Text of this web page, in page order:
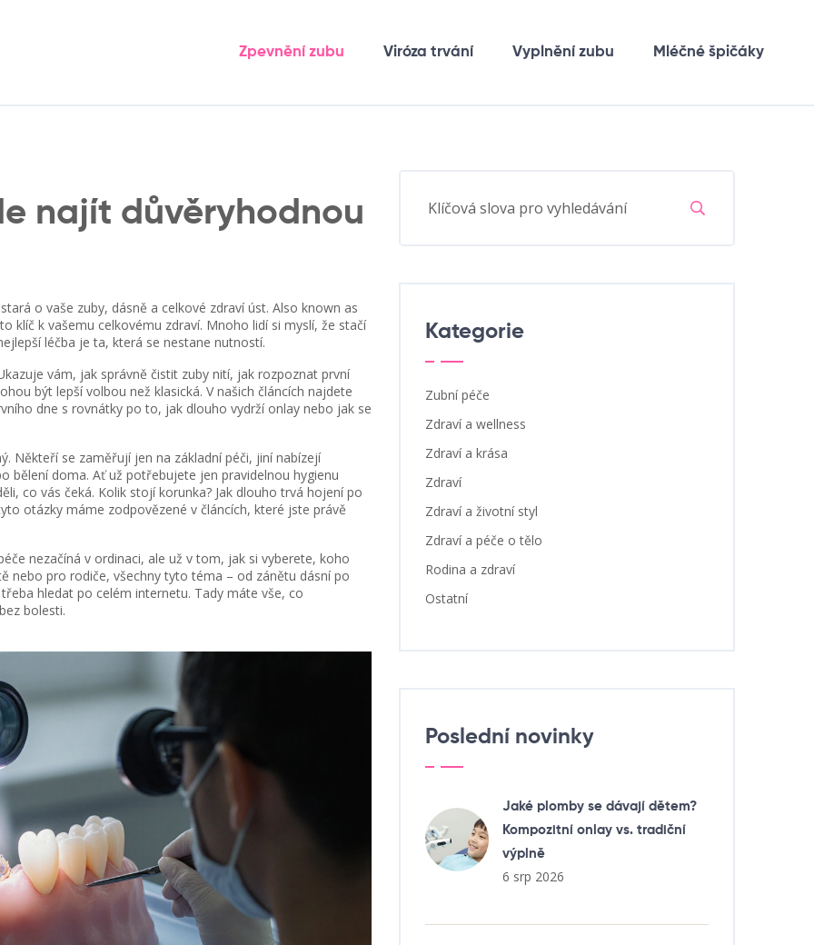
Zpevnění zubu Viróza trvání Vyplnění zubu Mléčné špičáky
najít důvěryhodnou
o vaše zuby, dásně a celkové zdraví úst. Also known as
klíč k vašemu celkovému zdraví. Mnoho lidí si myslí, že stačí
léčba je ta, která se nestane nutností.
vám, jak správně čistit zuby nití, jak rozpoznat první
být lepší volbou než klasická. V našich článcích najdete
dne s rovnátky po to, jak dlouho vydrží onlay nebo jak se
Někteří se zaměřují jen na základní péči, jiní nabízejí
bělení doma. Ať už potřebujete jen pravidelnou hygienu
co vás čeká. Kolik stojí korunka? Jak dlouho trvá hojení po
otázky máme zodpovězené v článcích, které jste právě
nezačíná v ordinaci, ale už v tom, jak si vyberete, koho
nebo pro rodiče, všechny tyto téma – od zánětu dásní po
hledat po celém internetu. Tady máte vše, co
bolesti.
Kategorie
Zubní péče
Zdraví a wellness
Zdraví a krása
Zdraví
Zdraví a životní styl
Zdraví a péče o tělo
Rodina a zdraví
Ostatní
Poslední novinky
Jaké plomby se dávají dětem?
Kompozitní onlay vs. tradiční
výplně
6 srp 2026